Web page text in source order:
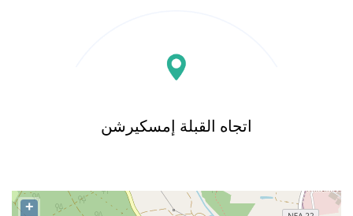
اتجاه القبلة إمسكيرشن
+